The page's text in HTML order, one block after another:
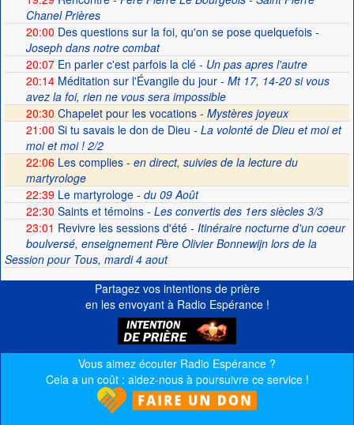
Chanel Prières
20:00 Des questions sur la foi, qu'on se pose quelquefois-
Joseph dans notre combat
20:07En parler c'est parfois la clé- Un pas apres l'autre
20:14Méditation sur l'Évangile du jour- Mt 17, 14-20 si vous
avez la foi, rien ne vous sera impossible
20:30 Chapelet pour les vocations - Mystères joyeux
21:00 Si tu savais le don de Dieu - La volonté de Dieu et moi et
moi et moi ! 2/2
22:06 Les complies - en direct, suivies de la lecture du
martyrologe
22:39Le martyrologe- du 09 Août
22:30 Saints et témoins- Les convertis des 1ers siècles 3/3
23:01 Revivre les sessions d'été- Itinéraire nocturne d'un coeur
boulversé, enseignement Père Olivier Bonnewijn lors de la
Session pour Tous, mardi 4 aout
Partagez vos intentions de prière
en les envoyant à Radio Espérance !
Vous aimez écouter Radio Espérance ?
Cela a un coût : aidez-nous à poursuivre ce service !